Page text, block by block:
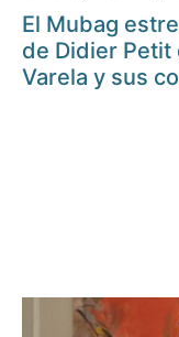
El Mubag
de Didier Petit
Varela y sus